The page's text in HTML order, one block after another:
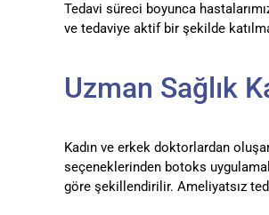
Tedavi süreci boyunca
ve tedaviye aktif bir şekilde
Uzman Sağlık
Kadın ve erkek doktorlardan
seçeneklerinden botoks
göre şekillendirilir. Ameliyatsız